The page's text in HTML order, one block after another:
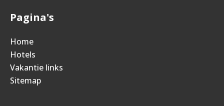
Pagina's
Home
Hotels
Vakantie links
Sitemap